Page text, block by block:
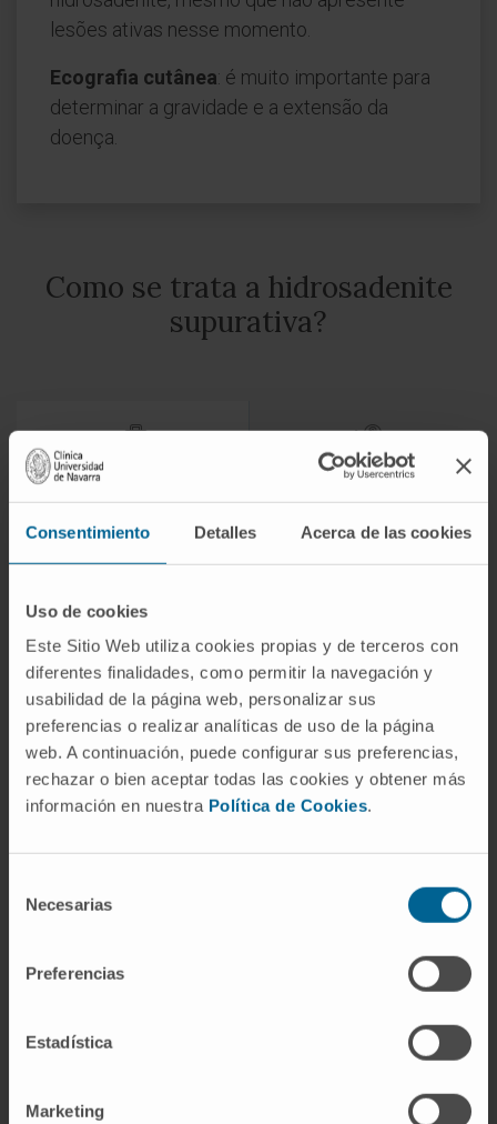
Consentimiento Detalles Acerca de las cookies
Uso de cookies
Este Sitio Web utiliza cookies propias y de terceros con
diferentes finalidades, como permitir la navegación y
usabilidad de la página web, personalizar sus
preferencias o realizar analíticas de uso de la página
web. A continuación, puede configurar sus preferencias,
rechazar o bien aceptar todas las cookies y obtener más
información en nuestra Política de Cookies.
Necesarias
Preferencias
Estadística
Marketing
lesões ativas nesse momento.
Ecografia cutânea: é muito importante para
determinar a gravidade e a extensão da
doença.
Como se trata a hidrosadenite
supurativa?
Tratamento
Tratamento para casos
graves
corticosteroides tópicos, intralesionais ou orais,
retinoides tópicos e/ou orais, metformina,
antiandrogénios e fármacos biológicos, além de
analgesia.
Depilação a laser : nestes doentes,
especialmente nas mulheres, a depilação é
essencial, pois o problema tem origem no
folículo piloso.
Infiltrações ecoguiadas.
“destechamento” (exérese) apenas dos trajetos
Cirurgia major:
tratamento cirúrgico com
exérese de toda a pele afetada e reconstrução
dos defeitos com enxertos ou retalhos locais.
com fármacos biológicos.